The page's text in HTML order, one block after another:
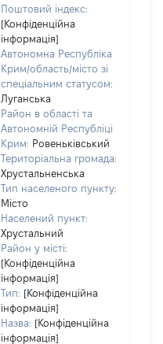
Поштовий індекс:
[Конфіденційна
інформація]
Автономна Республіка
Крим/область/місто зі
спеціальним статусом:
Луганська
Район в області та
Автономній Республіці
Крим: Ровеньківський
Територіальна громада:
Хрустальненська
Тип населеного пункту:
Місто
Населений пункт:
Хрустальний
Район у місті:
[Конфіденційна
інформація]
Тип: [Конфіденційна
інформація]
Назва: [Конфіденційна
інформація]